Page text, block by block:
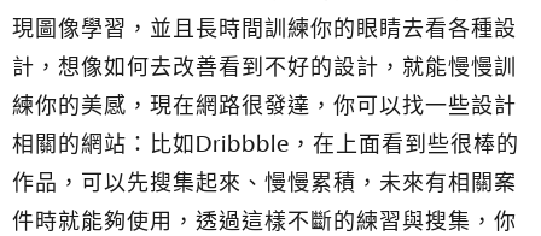
現圖像學習，並且長時間訓練你的眼睛去看各種設
計，想像如何去改善看到不好的設計，就能慢慢訓
練你的美感，現在網路很發達，你可以找一些設計
相關的網站：比如Dribbble，在上面看到些很棒的
作品，可以先搜集起來、慢慢累積，未來有相關案
件時就能夠使用，透過這樣不斷的練習與搜集，你